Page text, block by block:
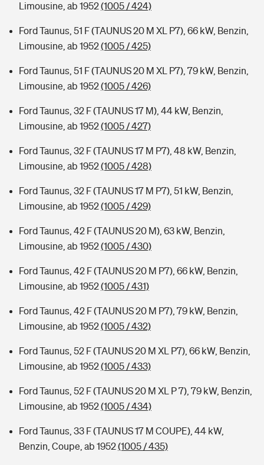
Limousine, ab 1952(1005 / 424)
Ford Taunus, 51 F (TAUNUS 20 M XL P7), 66 kW, Benzin,
Limousine, ab 1952(1005 / 425)
Ford Taunus, 51 F (TAUNUS 20 M XL P7), 79 kW, Benzin,
Limousine, ab 1952(1005 / 426)
Ford Taunus, 32 F (TAUNUS 17 M), 44 kW, Benzin,
Limousine, ab 1952(1005 / 427)
Ford Taunus, 32 F (TAUNUS 17 M P7), 48 kW, Benzin,
Limousine, ab 1952(1005 / 428)
Ford Taunus, 32 F (TAUNUS 17 M P7), 51 kW, Benzin,
Limousine, ab 1952(1005 / 429)
Ford Taunus, 42 F (TAUNUS 20 M), 63 kW, Benzin,
Limousine, ab 1952(1005 / 430)
Ford Taunus, 42 F (TAUNUS 20 M P7), 66 kW, Benzin,
Limousine, ab 1952(1005 / 431)
Ford Taunus, 42 F (TAUNUS 20 M P7), 79 kW, Benzin,
Limousine, ab 1952(1005 / 432)
Ford Taunus, 52 F (TAUNUS 20 M XL P7), 66 kW, Benzin,
Limousine, ab 1952(1005 / 433)
Ford Taunus, 52 F (TAUNUS 20 M XL P 7), 79 kW, Benzin,
Limousine, ab 1952(1005 / 434)
Ford Taunus, 33 F (TAUNUS 17 M COUPE), 44 kW,
Benzin, Coupe, ab 1952(1005 / 435)